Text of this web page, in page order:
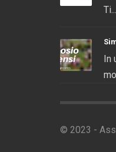
Ti...
In
© 2023 -